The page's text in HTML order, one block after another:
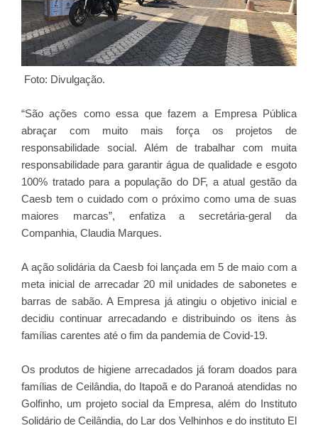
Foto: Divulgação.
“São ações como essa que fazem a Empresa Pública
abraçar com muito mais força os projetos de
responsabilidade social. Além de trabalhar com muita
responsabilidade para garantir água de qualidade e esgoto
100% tratado para a população do DF, a atual gestão da
Caesb tem o cuidado com o próximo como uma de suas
maiores marcas”, enfatiza a secretária-geral da
Companhia, Claudia Marques.
A ação solidária da Caesb foi lançada em 5 de maio com a
meta inicial de arrecadar 20 mil unidades de sabonetes e
barras de sabão. A Empresa já atingiu o objetivo inicial e
decidiu continuar arrecadando e distribuindo os itens às
famílias carentes até o fim da pandemia de Covid-19.
Os produtos de higiene arrecadados já foram doados para
famílias de Ceilândia, do Itapoã e do Paranoá atendidas no
Golfinho, um projeto social da Empresa, além do Instituto
Solidário de Ceilândia, do Lar dos Velhinhos e do instituto El